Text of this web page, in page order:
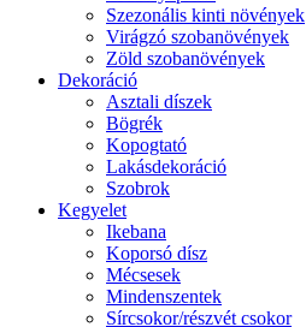
Szezonális kinti növények
Virágzó szobanövények
Zöld szobanövények
Dekoráció
Asztali díszek
Bögrék
Kopogtató
Lakásdekoráció
Szobrok
Kegyelet
Ikebana
Koporsó dísz
Mécsesek
Mindenszentek
Sírcsokor/részvét csokor